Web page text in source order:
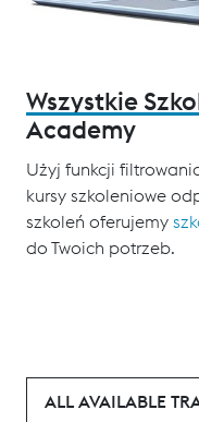
Wszystkie
Academy
Użyj funkcji
kursy szkoleniowe
szkoleń oferujemy
do Twoich potrzeb.
ALL AVAILABLE